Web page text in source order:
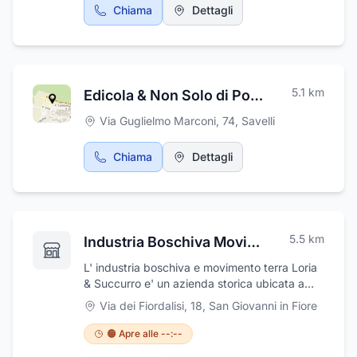
Chiama Dettagli
Edicola & Non Solo di Pontieri Santina 5.1 km
Via Guglielmo Marconi, 74, Savelli
Chiama Dettagli
Industria Boschiva Movimento Terra Loria & Succurro 5.5 km
L' industria boschiva e movimento terra Loria
& Succurro e' un azienda storica ubicata a
San Giovanni in Fiore, in provincia di Cosenza.
mette a disposizione della sua cliente una
vasta gamma di servizi volti a soddisfare le
esigenze sia degli enti pubblici e privati. Ci
Via dei Fiordalisi, 18, San Giovanni in Fiore
🟠 Apre alle --:--